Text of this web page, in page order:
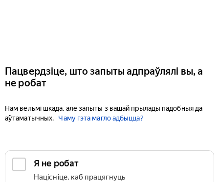
Пацвердзіце, што запыты адпраўлялі вы, а
не робат
Нам вельмі шкада, але запыты з вашай прылады падобныя да
аўтаматычных.
Чаму гэта магло адбыцца?
Я не робат
Націсніце, каб працягнуць